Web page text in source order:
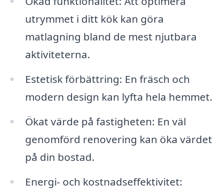
utrymmet i ditt kök kan göra
matlagning bland de mest njutbara
aktiviteterna.
Estetisk förbättring: En fräsch och
modern design kan lyfta hela hemmet.
Ökat värde på fastigheten: En väl
genomförd renovering kan öka värdet
på din bostad.
Energi- och kostnadseffektivitet: